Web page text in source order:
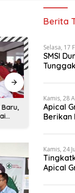
Dukung
Salurkan
Berita
Selasa, 17
SMSI
Kamis, 28
Apical
Berikan
Kamis, 24
Apical